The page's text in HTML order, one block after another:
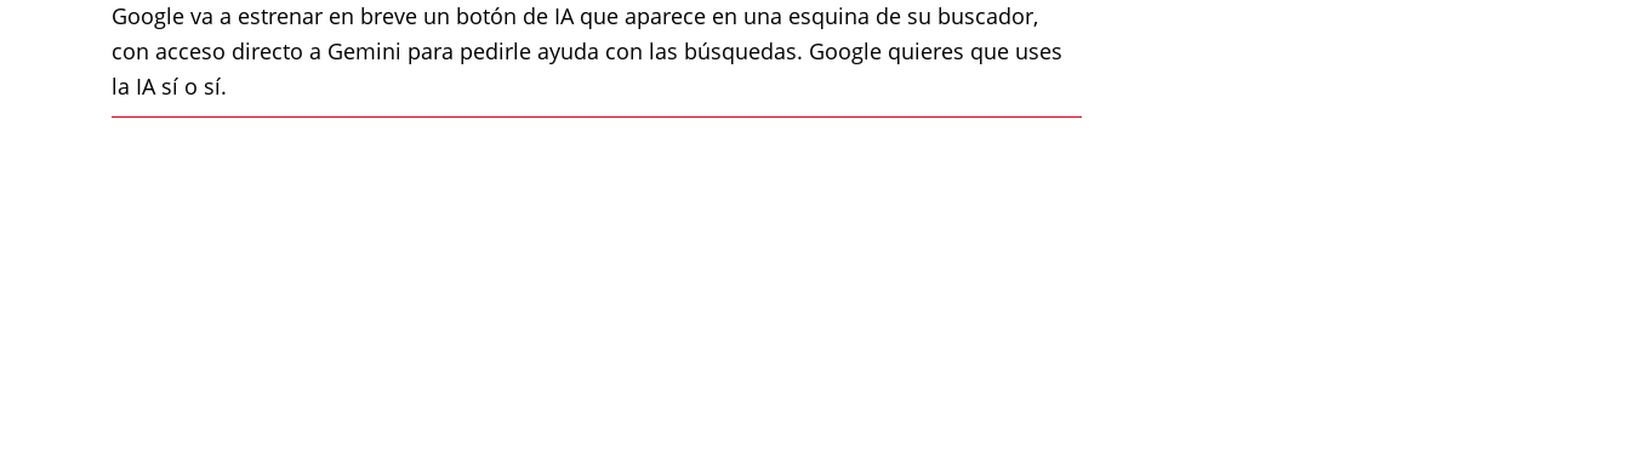
Google va a estrenar en breve un botón de IA que aparece en una esquina de su buscador,
con acceso directo a Gemini para pedirle ayuda con las búsquedas. Google quieres que uses
la IA sí o sí.